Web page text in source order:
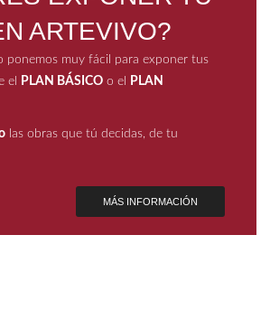
ARTEVIVO?
ponemos muy fácil para exponer tus
el
PLAN BÁSICO o el
PLAN
las obras que tú decidas, de tu
MÁS INFORMACIÓN